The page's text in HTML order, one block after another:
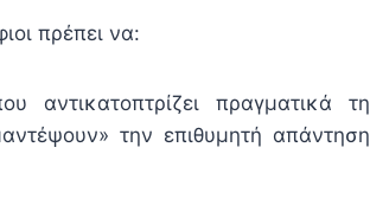
πρέπει να:
πραγματικά τη
την επιθυμητή απάντηση